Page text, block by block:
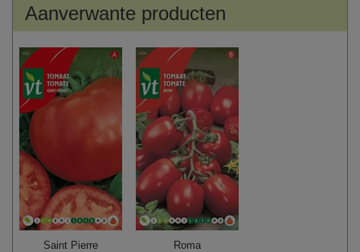
Aanverwante producten
Saint Pierre Roma